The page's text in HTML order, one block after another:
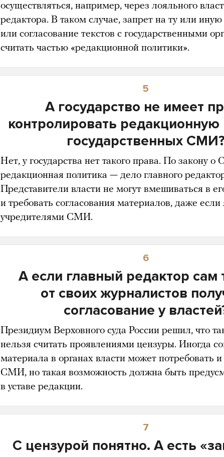
осуществляться, например, через лояльного
редактора. В таком случае, запрет на ту или
или согласование текстов с государственными
считать частью «редакционной политики».
5
А государство не имеет
контролировать редакционную
государственных СМИ?
Нет, у государства нет такого права. По закону
редакционная политика — дело главного
Представители власти не могут вмешиваться в
и требовать согласования материалов, даже если
учредителями СМИ.
6
А если главный редактор сам
от своих журналистов
согласование у
Президиум Верховного суда России решил, что
нельзя считать проявлениями цензуры. Иногда
материала в органах власти может потребовать
СМИ, но такая возможность должна быть
в уставе редакции.
7
С цензурой понятно. А есть